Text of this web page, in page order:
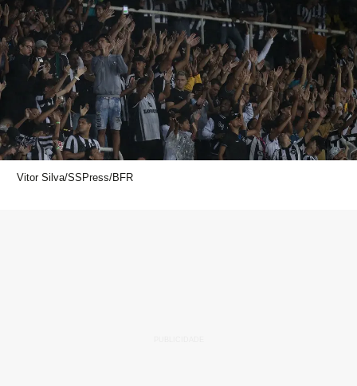
Vitor Silva/SSPress/BFR